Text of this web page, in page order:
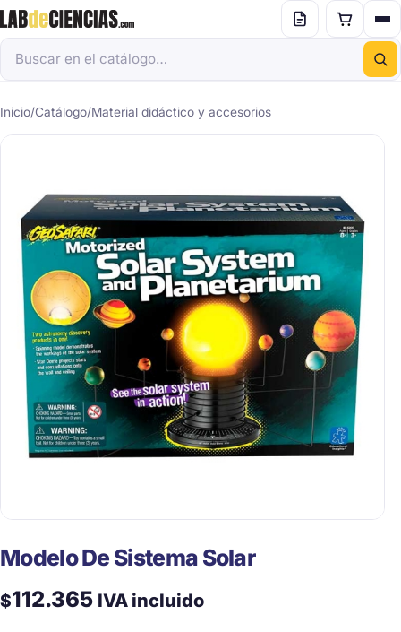
Inicio/Catálogo/Material didáctico y accesorios
Modelo De Sistema Solar
$112.365 IVA incluido